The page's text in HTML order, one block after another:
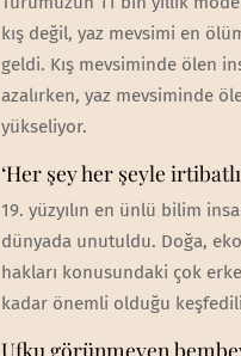
kış değil, yaz mevsimi en
geldi. Kış mevsiminde ölen
azalırken, yaz mevsiminde
yükseliyor.
‘Her şey her şeyle
19. yüzyılın en ünlü bilim
dünyada unutuldu. Doğa,
hakları konusundaki çok
kadar önemli olduğu
Ufku görünmeyen